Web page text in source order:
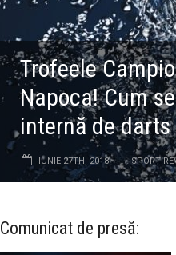
Trofeele
Napoca! Cum
internă de darts
IUNIE 27TH, 2018 SPORT
Comunicat de presă: